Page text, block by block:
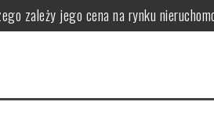
by uniknąć nieprzewidzianych
kluczowe sytuacje i praktyczne
kluczowe kroki i typowe
kluczowe listy i najczęstsze pułapki do